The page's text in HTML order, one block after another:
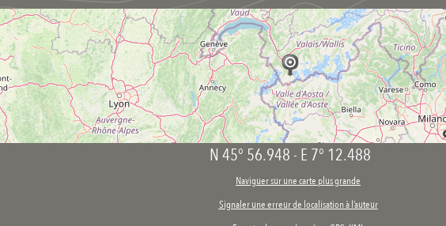
N 45° 56.948- E 7° 12.488
Naviguer sur une carte plus grande
Signaler une erreur de localisation à l’auteur